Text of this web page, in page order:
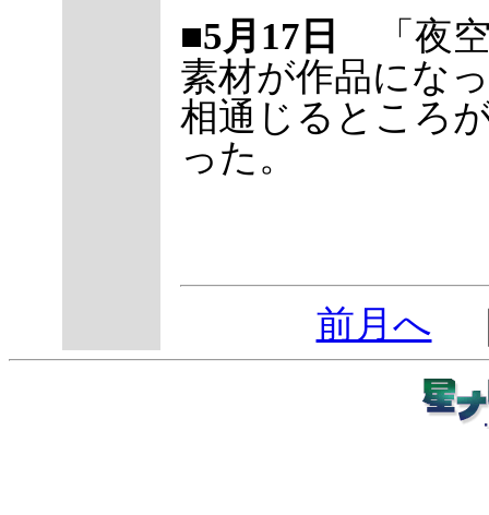
■5月17日
「夜空
素材が作品にな
相通じるところ
った。
前月へ